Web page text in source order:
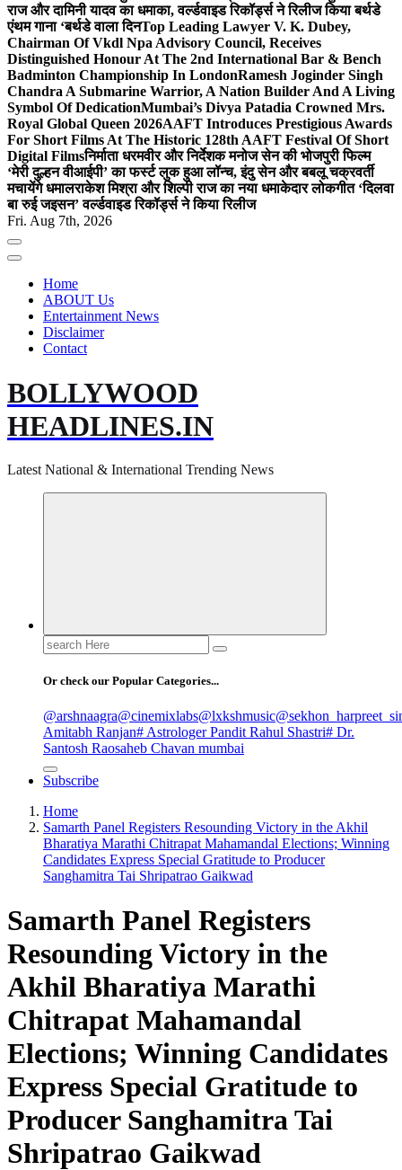
राज और दामिनी यादव का धमाका, वर्ल्डवाइड रिकॉर्ड्स ने रिलीज किया बर्थडे
एंथम गाना ‘बर्थडे वाला दिनTop Leading Lawyer V. K. Dubey,
Chairman Of Vkdl Npa Advisory Council, Receives
Distinguished Honour At The 2nd International Bar & Bench
Badminton Championship In LondonRamesh Joginder Singh
Chandra A Submarine Warrior, A Nation Builder And A Living
Symbol Of DedicationMumbai’s Divya Patadia Crowned Mrs.
Royal Global Queen 2026AAFT Introduces Prestigious Awards
For Short Films At The Historic 128th AAFT Festival Of Short
Digital Filmsनिर्माता धरमवीर और निर्देशक मनोज सेन की भोजपुरी फिल्म
‘मेरी दुल्हन वीआईपी’ का फर्स्ट लुक हुआ लॉन्च, इंदु सेन और बबलू चक्रवर्ती
मचायेंगे धमालराकेश मिश्रा और शिल्पी राज का नया धमाकेदार लोकगीत ‘दिलवा
बा रुई जइसन’ वर्ल्डवाइड रिकॉर्ड्स ने किया रिलीज
Fri. Aug 7th, 2026
Home
ABOUT Us
Entertainment News
Disclaimer
Contact
BOLLYWOOD
HEADLINES.IN
Latest National & International Trending News
Search
for:
Or check our Popular Categories...
@arshnaagra@cinemixlabs@lxkshmusic
Amitabh Ranjan# Astrologer Pandit Rahul Shastri# Dr.
Santosh Raosaheb Chavan mumbai
Subscribe
Home
Samarth Panel Registers Resounding Victory in the Akhil
Bharatiya Marathi Chitrapat Mahamandal Elections; Winning
Candidates Express Special Gratitude to Producer
Sanghamitra Tai Shripatrao Gaikwad
Samarth Panel Registers
Resounding Victory in the
Akhil Bharatiya Marathi
Chitrapat Mahamandal
Elections; Winning Candidates
Express Special Gratitude to
Producer Sanghamitra Tai
Shripatrao Gaikwad